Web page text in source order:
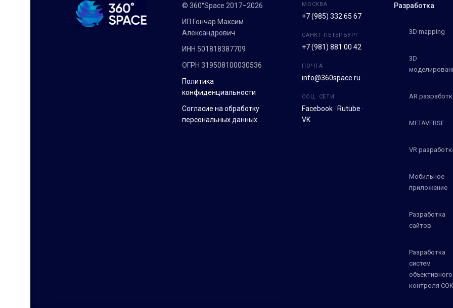
© 360°Space 2017–2026
ИП Гончар Максим
Александрович
ИНН 501818387709
ОГРН 319508100030536
Политика
конфиденциальности
Согласие на обработку
персональных данных
МОСКВА
+7 (985) 332 65 67
САНКТ-ПЕТЕРБУРГ
+7 (981) 881 00 42
ПОЧТА
info@360space.ru
СОЦ. СЕТИ
Facebook · Rutube ·
VK
Разработка
3D mapping
3D
AR
METAVERSE
VR
Мобильное
приложение
Разработка
сайтов
Разработка
систем
объективного
контроля СОК